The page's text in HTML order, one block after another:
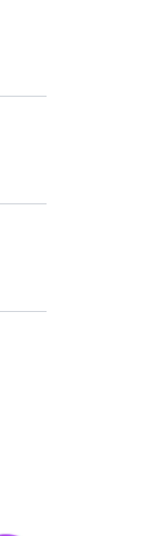
ア、
のト
日使
ッド
ナー
着ゲ
プの
スキ
れや
パッ
比較
」と
意
て
ーザ
よう
よう
あり
激な
の負
ン
や友
社か
紹
で
ングの
・
り方
・
い！美
れる
、
、医
、通
んな
エミ
クに
。 フ
可愛
韓国
抜群
のよ
いた
ール
すす
ュ。
ラー
。最
見え
のご購
ず
」
ルケ
イル
な魅
いQ
ック
GL
いる
も多
える
買う予
も一
があ
すい
ト
きる
でき